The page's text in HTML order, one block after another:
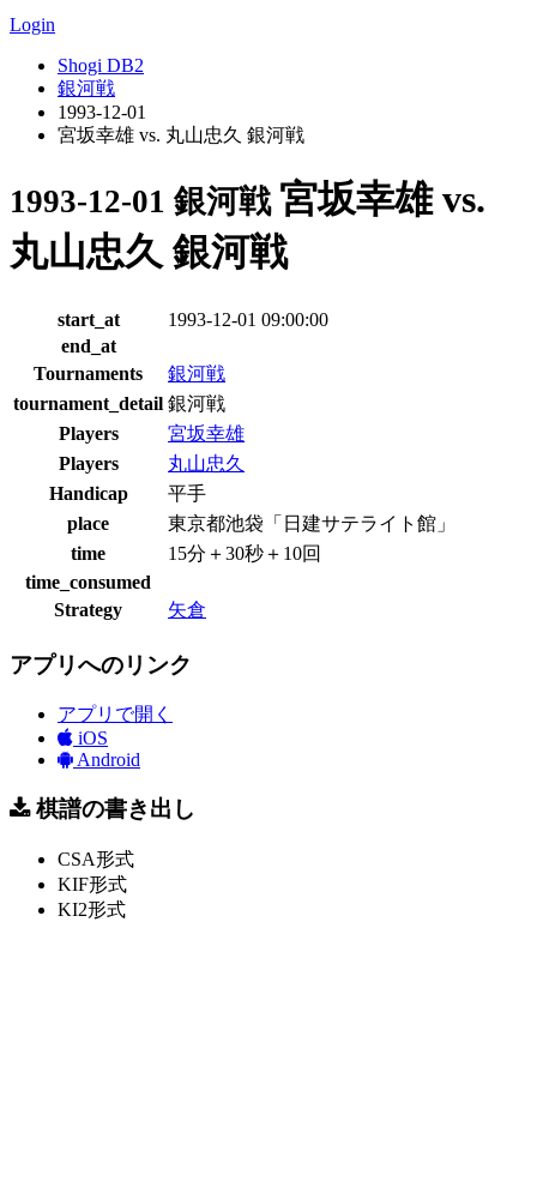
Login
Shogi DB2
銀河戦
1993-12-01
宮坂幸雄 vs. 丸山忠久 銀河戦
1993-12-01 銀河戦 宮坂幸雄 vs.
丸山忠久 銀河戦
start_at
1993-12-01 09:00:00
end_at
Tournaments
銀河戦
tournament_detail 銀河戦
Players
宮坂幸雄
Players
丸山忠久
Handicap
平手
place
東京都池袋「日建サテライト館」
time
15分＋30秒＋10回
time_consumed
Strategy
矢倉
アプリへのリンク
アプリで開く
iOS
Android
棋譜の書き出し
CSA形式
KIF形式
KI2形式